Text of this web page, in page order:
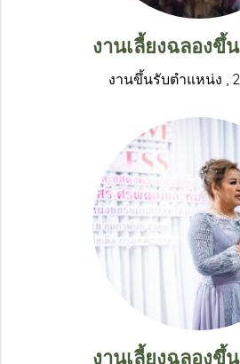
งานขึ้นรับตำแหน่ง ,